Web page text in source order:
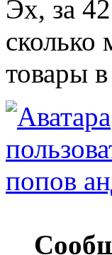
Эх, за
сколько
товары
попов